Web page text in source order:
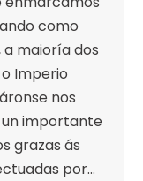
como
maioría dos
Imperio
nos
importante
grazas ás
por…